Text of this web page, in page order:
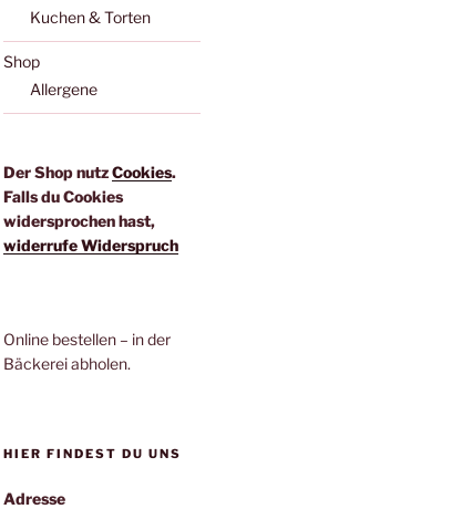
Kuchen & Torten
Shop
Allergene
Der Shop nutzCookies.
Falls du Cookies
widersprochen hast,
widerrufe Widerspruch
Online bestellen – in der
Bäckerei abholen.
HIER FINDEST DU UNS
Adresse